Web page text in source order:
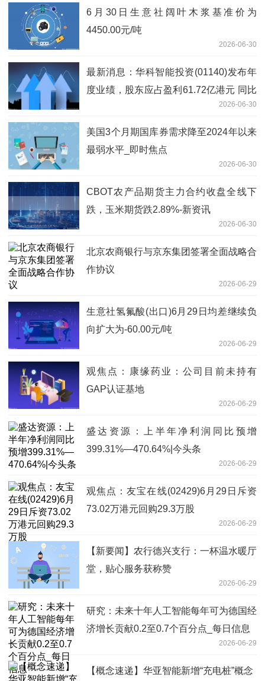
6月30日生意社阔叶木浆基准价为
4450.00元/吨
2026-06-30
最新消息：华科智能投资(01140)发布年
度业绩，股东应占盈利61.72亿港元 同比
2026-06-30
美国3个月期国库券需求降至2024年以来
最弱水平_即时焦点
2026-06-30
CBOT农产品期货主力合约收盘全线下
跌，玉米期货跌2.89%-新资讯
2026-06-30
北京农商银行与京东集团签署全面战略合
作协议
2026-06-29
生意社氢氟酸(出口)6月29日均差继续负
向扩大为-60.00元/吨
2026-06-29
观焦点：康缘药业：公司目前未持有
GAP认证基地
2026-06-29
盛达资源：上半年净利润同比预增
399.31%—470.64%|今头条
2026-06-29
观焦点：友宝在线(02429)6月29日斥资
73.02万港元回购29.3万股
2026-06-29
【新要闻】农行德兴支行：一杯温水暖厅
堂，贴心服务获称赞
2026-06-29
研究：未来十年人工智能每年可为德国经
济增长贡献0.2至0.7个百分点_每日信息
2026-06-29
【概念速递】华亚智能新增“充电桩”概念